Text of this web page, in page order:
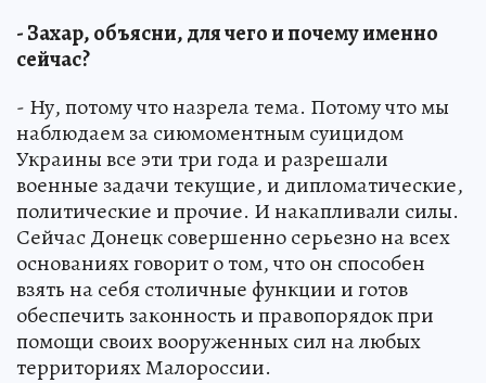
- Захар, объясни, для чего и почему именно
сейчас?
- Ну, потому что назрела тема. Потому что мы
наблюдаем за сиюмоментным суицидом
Украины все эти три года и разрешали
военные задачи текущие, и дипломатические,
политические и прочие. И накапливали силы.
Сейчас Донецк совершенно серьезно на всех
основаниях говорит о том, что он способен
взять на себя столичные функции и готов
обеспечить законность и правопорядок при
помощи своих вооруженных сил на любых
территориях Малороссии.